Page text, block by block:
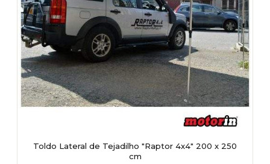
Toldo Lateral de Tejadilho "Raptor 4x4" 200 x 250
cm